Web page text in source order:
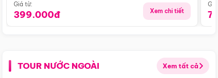
Giá từ:
399.000đ Xem chi tiết
TOUR NƯỚC NGOÀI Xem tất cả
Điểm nổi bật